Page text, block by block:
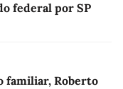
federal por SP
familiar, Roberto